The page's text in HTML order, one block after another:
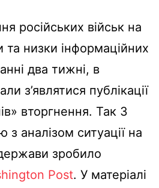
російських військ на
та низки інформаційних
два тижні, в
з’являтися публікації
вторгнення. Так 3
з аналізом ситуації на
зробило
Post. У матеріалі